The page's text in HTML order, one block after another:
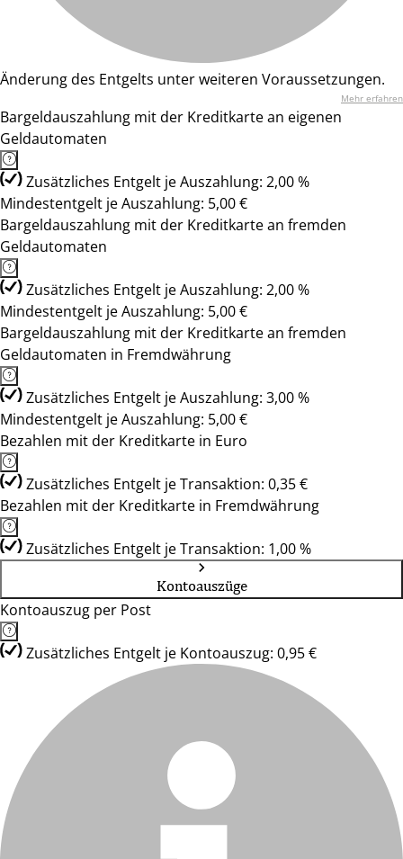
Änderung des Entgelts unter weiteren Voraussetzungen.
Mehr erfahren
Bargeldauszahlung mit der Kreditkarte an eigenen
Geldautomaten
Zusätzliches Entgelt je Auszahlung: 2,00 %
Mindestentgelt je Auszahlung: 5,00 €
Bargeldauszahlung mit der Kreditkarte an fremden
Geldautomaten
Zusätzliches Entgelt je Auszahlung: 2,00 %
Mindestentgelt je Auszahlung: 5,00 €
Bargeldauszahlung mit der Kreditkarte an fremden
Geldautomaten in Fremdwährung
Zusätzliches Entgelt je Auszahlung: 3,00 %
Mindestentgelt je Auszahlung: 5,00 €
Bezahlen mit der Kreditkarte in Euro
Zusätzliches Entgelt je Transaktion: 0,35 €
Bezahlen mit der Kreditkarte in Fremdwährung
Zusätzliches Entgelt je Transaktion: 1,00 %
Kontoauszüge
Kontoauszug per Post
Zusätzliches Entgelt je Kontoauszug: 0,95 €